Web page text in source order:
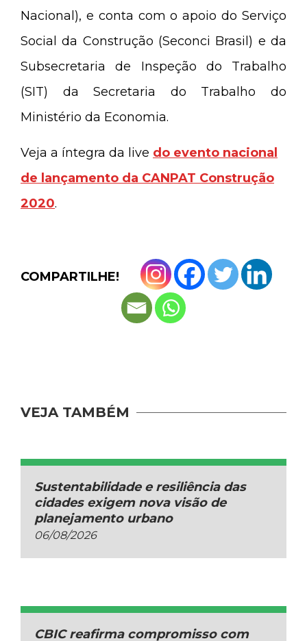
Nacional), e conta com o apoio do Serviço
Social da Construção (Seconci Brasil) e da
Subsecretaria de Inspeção do Trabalho
(SIT) da Secretaria do Trabalho do
Ministério da Economia.
Veja a íntegra da live do evento nacional
de lançamento da CANPAT Construção
2020.
COMPARTILHE!
VEJA TAMBÉM
Sustentabilidade e resiliência das
cidades exigem nova visão de
planejamento urbano
06/08/2026
CBIC reafirma compromisso com